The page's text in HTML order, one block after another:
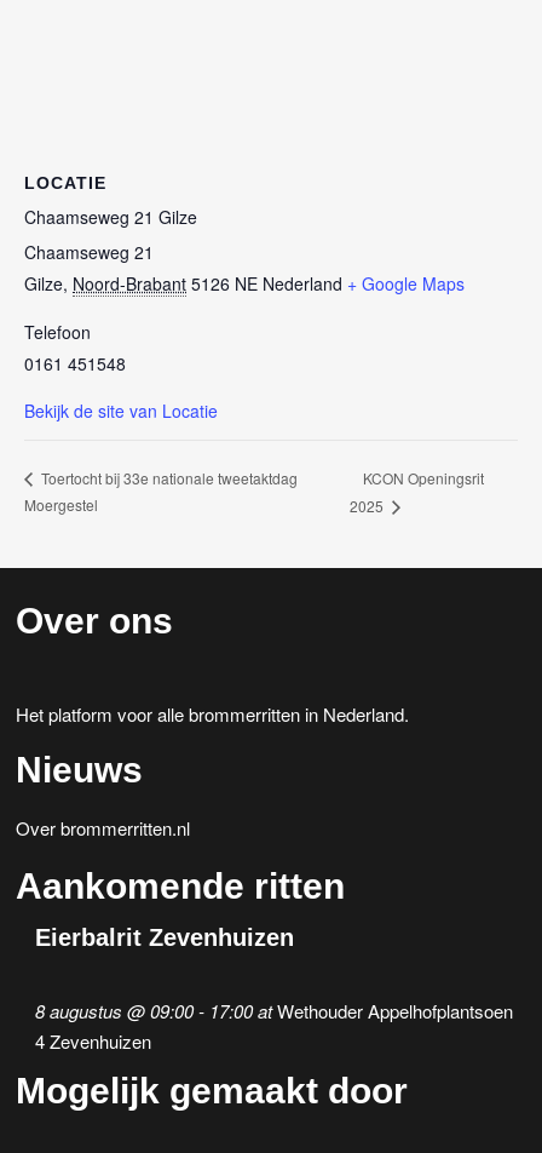
LOCATIE
Chaamseweg 21 Gilze
Chaamseweg 21
Gilze, Noord-Brabant 5126 NE Nederland + Google Maps
Telefoon
0161 451548
Bekijk de site van Locatie
Toertocht bij 33e nationale tweetaktdag
Moergestel
KCON Openingsrit
2025
Over ons
Het platform voor alle brommerritten in Nederland.
Nieuws
Over brommerritten.nl
Aankomende ritten
Eierbalrit Zevenhuizen
8 augustus @ 09:00- 17:00atWethouder Appelhofplantsoen
4 Zevenhuizen
Mogelijk gemaakt door